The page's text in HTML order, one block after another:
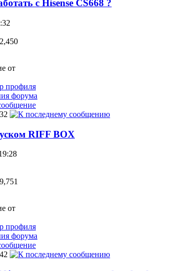
с Hisense CS668 ?
от
профиля
форума
RIFF BOX
от
профиля
форума